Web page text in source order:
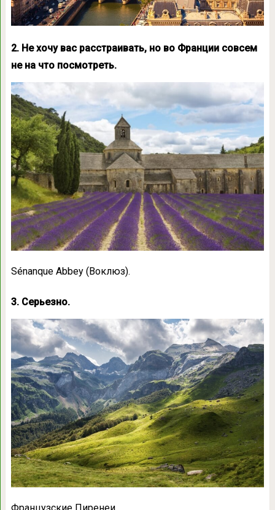
2. Не хочу вас расстраивать, но во Франции совсем
не на что посмотреть.
Sénanque Abbey (Воклюз).
3. Серьезно.